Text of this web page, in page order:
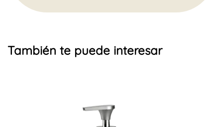
También te puede interesar